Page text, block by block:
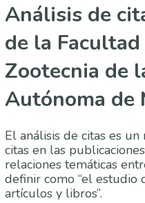
Análisis de
de la
Zootecnia de
Autónoma de
El análisis de citas es
citas en las
relaciones temáticas
definir como “el estudio
artículos y libros”.